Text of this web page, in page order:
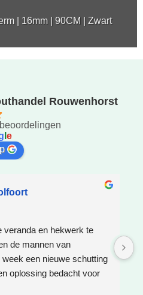
| 16mm | 90CM | Zwart
Rouwenhorst
e
veranda en hekwerk te
de mannen van
een nieuwe schutting
oplossing bedacht voor